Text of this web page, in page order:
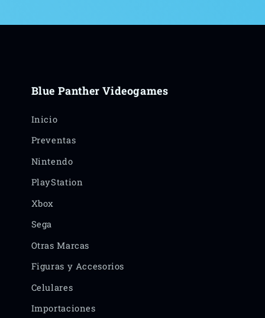
Blue Panther Videogames
Inicio
Preventas
Nintendo
PlayStation
Xbox
Sega
Otras Marcas
Figuras y Accesorios
Celulares
Importaciones